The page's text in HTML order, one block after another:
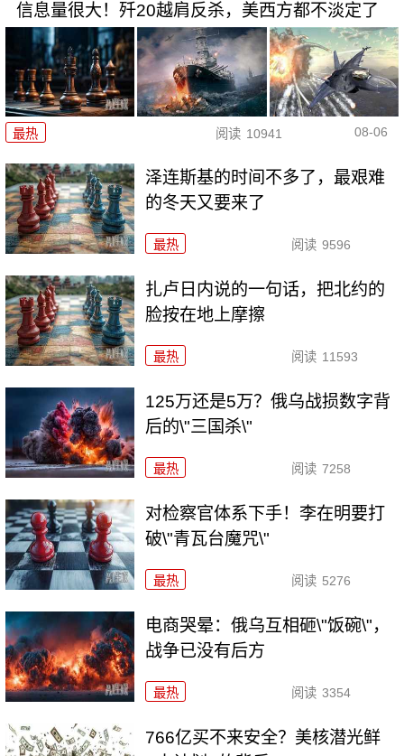
信息量很大！歼20越肩反杀，美西方都不淡定了
最热 阅读 10941 08-06
泽连斯基的时间不多了，最艰难
的冬天又要来了
最热 阅读 9596
扎卢日内说的一句话，把北约的
脸按在地上摩擦
最热 阅读 11593
125万还是5万？俄乌战损数字背
后的\"三国杀\"
最热 阅读 7258
对检察官体系下手！李在明要打
破\"青瓦台魔咒\"
最热 阅读 5276
电商哭晕：俄乌互相砸\"饭碗\"，
战争已没有后方
最热 阅读 3354
766亿买不来安全？美核潜光鲜